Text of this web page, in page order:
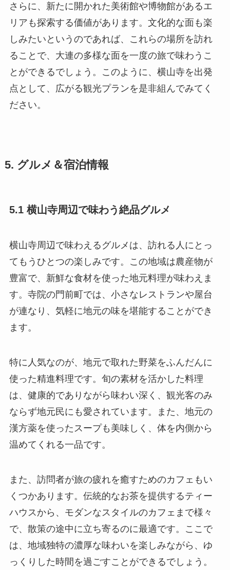
さらに、新たに開かれた美術館や博物館があるエ
リアも探索する価値があります。文化的な面も楽
しみたいというのであれば、これらの場所を訪れ
ることで、大連の多様な面を一度の旅で味わうこ
とができるでしょう。このように、横山寺を出発
点として、広がる観光プランを是非組んでみてく
ださい。
5. グルメ＆宿泊情報
5.1 横山寺周辺で味わう絶品グルメ
横山寺周辺で味わえるグルメは、訪れる人にとっ
てもうひとつの楽しみです。この地域は農産物が
豊富で、新鮮な食材を使った地元料理が味わえま
す。寺院の門前町では、小さなレストランや屋台
が連なり、気軽に地元の味を堪能することができ
ます。
特に人気なのが、地元で取れた野菜をふんだんに
使った精進料理です。旬の素材を活かした料理
は、健康的でありながら味わい深く、観光客のみ
ならず地元民にも愛されています。また、地元の
漢方薬を使ったスープも美味しく、体を内側から
温めてくれる一品です。
また、訪問者が旅の疲れを癒すためのカフェもい
くつかあります。伝統的なお茶を提供するティー
ハウスから、モダンなスタイルのカフェまで様々
で、散策の途中に立ち寄るのに最適です。ここで
は、地域独特の濃厚な味わいを楽しみながら、ゆ
っくりした時間を過ごすことができるでしょう。